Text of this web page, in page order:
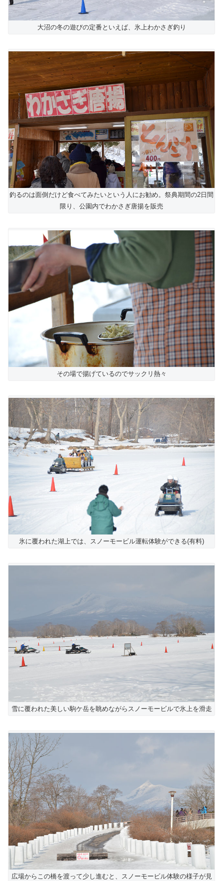
大沼の冬の遊びの定番といえば、氷上わかさぎ釣り
釣るのは面倒だけど食べてみたいという人にお勧め。祭典期間の2日間
限り、公園内でわかさぎ唐揚を販売
その場で揚げているのでサックリ熱々
氷に覆われた湖上では、スノーモービル運転体験ができる(有料)
雪に覆われた美しい駒ケ岳を眺めながらスノーモービルで氷上を滑走
広場からこの橋を渡って少し進むと、スノーモービル体験の様子が見